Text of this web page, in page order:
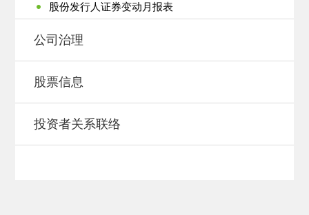
股份发行人证券变动月报表
公司治理
股票信息
投资者关系联络